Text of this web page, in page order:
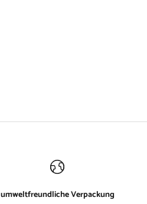
umweltfreundliche Verpackung